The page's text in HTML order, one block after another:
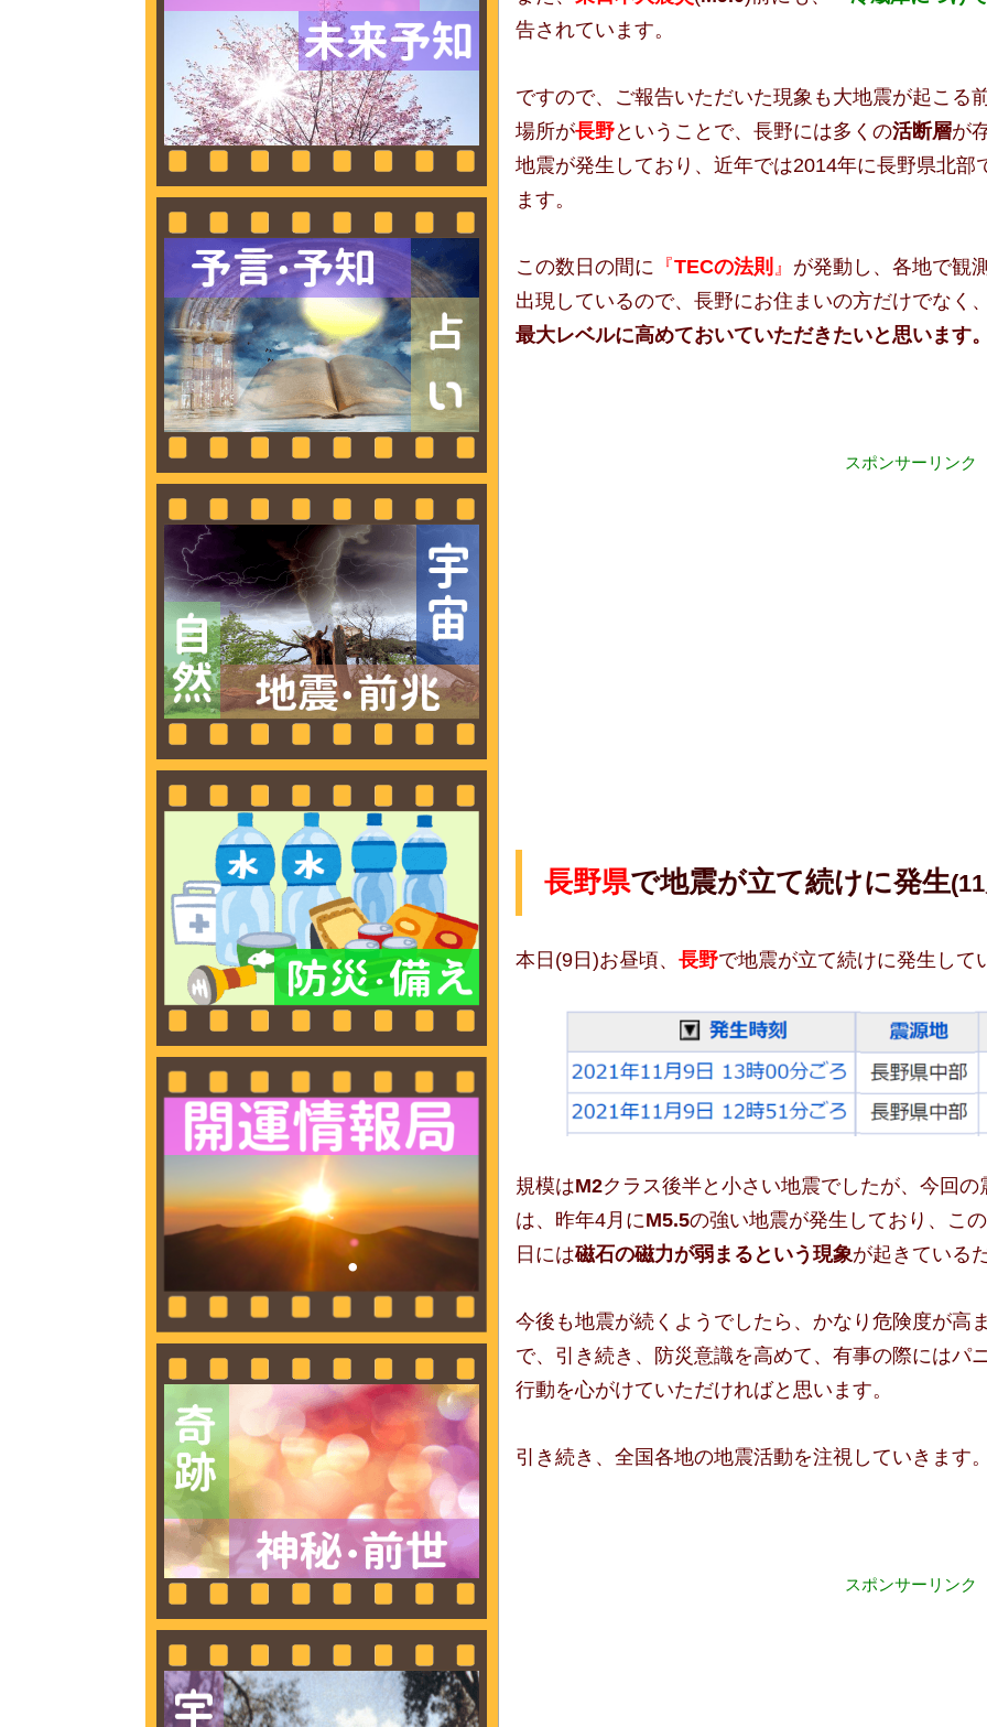
告されています。
ですので、ご報告いただいた現象も大地震が起こる
場所が長野ということで、長野には多くの活断層が
地震が発生しており、近年では2014年に長野県北部
ます。
この数日の間に 『TECの法則 』 が発動し、各地で観
出現しているので、長野にお住まいの方だけでなく
最大レベルに高めておいていただきたいと思います
スポンサーリンク
長野県で地震が立て続けに発生
本日(9日)お昼頃、 長野で地震が立て続けに発生して
規模はM2クラス後半と小さい地震でしたが、今回
は、昨年4月にM5.5の強い地震が発生しており、こ
日には磁石の磁力が弱まるという現象が起きている
今後も地震が続くようでしたら、かなり危険度が高
で、引き続き、防災意識を高めて、有事の際にはパ
行動を心がけていただければと思います。
引き続き、全国各地の地震活動を注視していきます
スポンサーリンク